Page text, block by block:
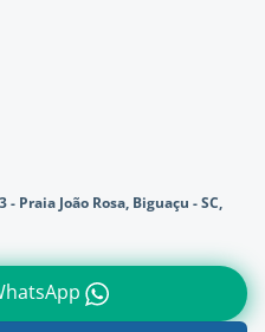
Praia João Rosa, Biguaçu - SC,